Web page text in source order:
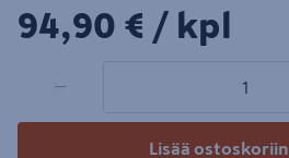
94,90€/kpl
94,90 € / kpl
−
Lisää ostoskoriin